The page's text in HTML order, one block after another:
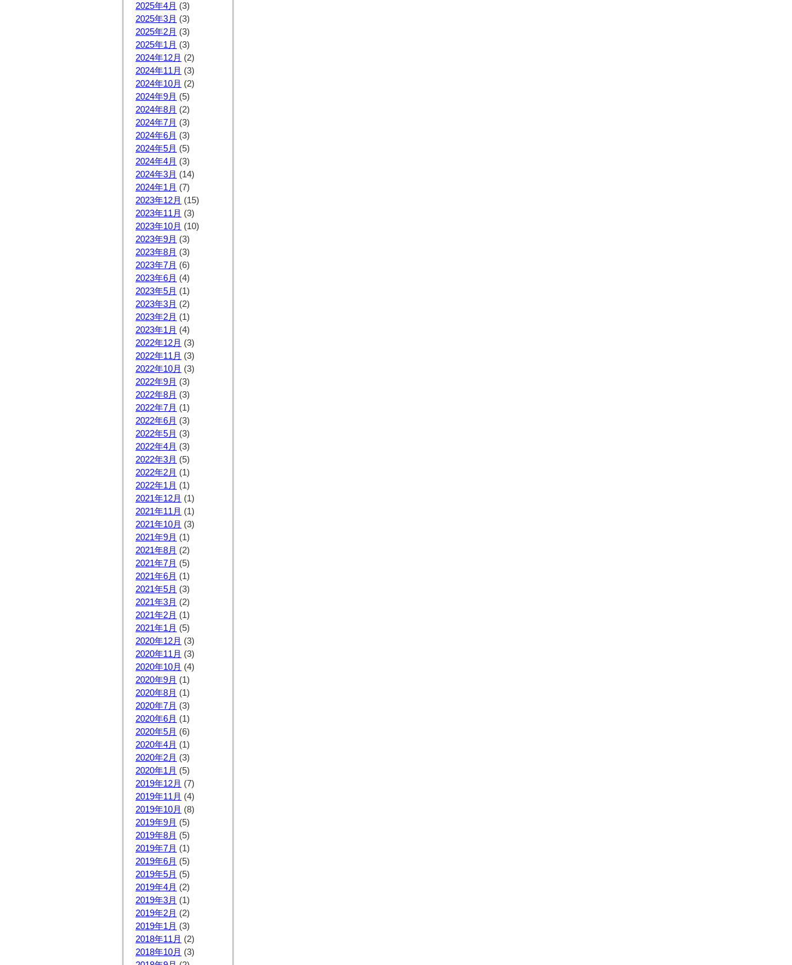
2025年4月 (3)
2025年3月 (3)
2025年2月 (3)
2025年1月 (3)
2024年12月 (2)
2024年11月 (3)
2024年10月 (2)
2024年9月 (5)
2024年8月 (2)
2024年7月 (3)
2024年6月 (3)
2024年5月 (5)
2024年4月 (3)
2024年3月 (14)
2024年1月 (7)
2023年12月 (15)
2023年11月 (3)
2023年10月 (10)
2023年9月 (3)
2023年8月 (3)
2023年7月 (6)
2023年6月 (4)
2023年5月 (1)
2023年3月 (2)
2023年2月 (1)
2023年1月 (4)
2022年12月 (3)
2022年11月 (3)
2022年10月 (3)
2022年9月 (3)
2022年8月 (3)
2022年7月 (1)
2022年6月 (3)
2022年5月 (3)
2022年4月 (3)
2022年3月 (5)
2022年2月 (1)
2022年1月 (1)
2021年12月 (1)
2021年11月 (1)
2021年10月 (3)
2021年9月 (1)
2021年8月 (2)
2021年7月 (5)
2021年6月 (1)
2021年5月 (3)
2021年3月 (2)
2021年2月 (1)
2021年1月 (5)
2020年12月 (3)
2020年11月 (3)
2020年10月 (4)
2020年9月 (1)
2020年8月 (1)
2020年7月 (3)
2020年6月 (1)
2020年5月 (6)
2020年4月 (1)
2020年2月 (3)
2020年1月 (5)
2019年12月 (7)
2019年11月 (4)
2019年10月 (8)
2019年9月 (5)
2019年8月 (5)
2019年7月 (1)
2019年6月 (5)
2019年5月 (5)
2019年4月 (2)
2019年3月 (1)
2019年2月 (2)
2019年1月 (3)
2018年11月 (2)
2018年10月 (3)